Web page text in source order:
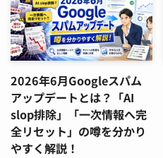
2026年6月Googleスパム
アップデートとは？「AI
slop排除」「一次情報へ完
全リセット」の噂を分かり
やすく解説！